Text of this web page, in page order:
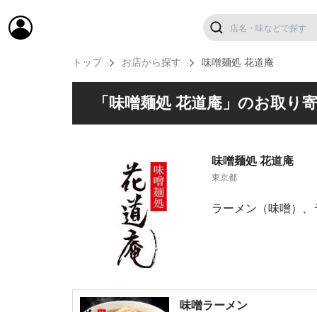
トップ お店から探す 味噌麺処 花道庵
「味噌麺処 花道庵」のお取り
味噌麺処 花道庵
東京都
ラーメン（味噌）
味噌ラーメン